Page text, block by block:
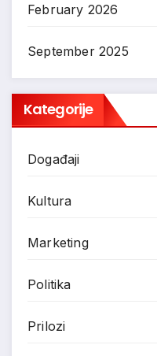
February 2026
September 2025
Kategorije
Događaji
Kultura
Marketing
Politika
Prilozi